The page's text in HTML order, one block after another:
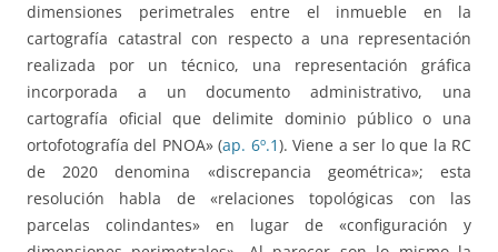
dimensiones perimetrales entre el inmueble en la
cartografía catastral con respecto a una representación
realizada por un técnico, una representación gráfica
incorporada a un documento administrativo, una
cartografía oficial que delimite dominio público o una
ortofotografía del PNOA» (ap. 6º.1). Viene a ser lo que la RC
de 2020 denomina «discrepancia geométrica»; esta
resolución habla de «relaciones topológicas con las
parcelas colindantes» en lugar de «configuración y